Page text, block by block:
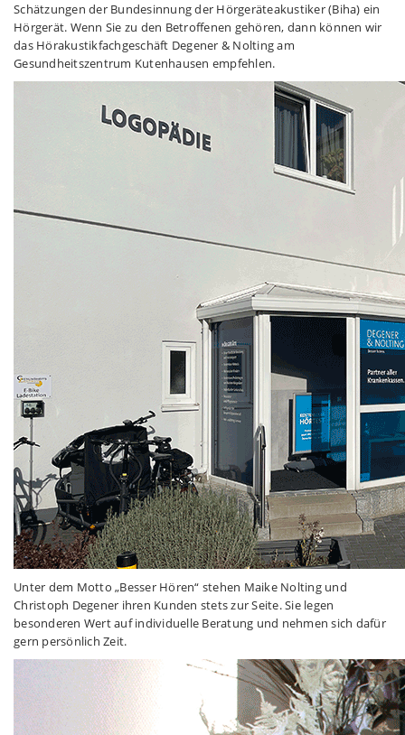
Schätzungen der Bundesinnung der Hörgeräteakustiker (Biha) ein
Hörgerät. Wenn Sie zu den Betroffenen gehören, dann können wir
das Hörakustikfachgeschäft Degener & Nolting am
Gesundheitszentrum Kutenhausen empfehlen.
Unter dem Motto „Besser Hören“ stehen Maike Nolting und
Christoph Degener ihren Kunden stets zur Seite. Sie legen
besonderen Wert auf individuelle Beratung und nehmen sich dafür
gern persönlich Zeit.